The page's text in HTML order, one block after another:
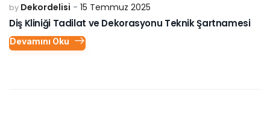
by Dekordelisi 15 Temmuz 2025
Diş Kliniği Tadilat ve Dekorasyonu Teknik Şartnamesi
Devamını Oku